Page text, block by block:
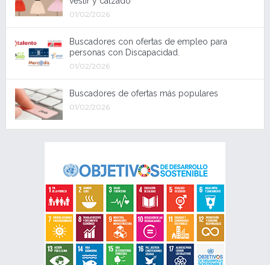
01/02/2026
Buscadores con ofertas de empleo para
personas con Discapacidad.
01/02/2026
Buscadores de ofertas más populares
01/02/2026